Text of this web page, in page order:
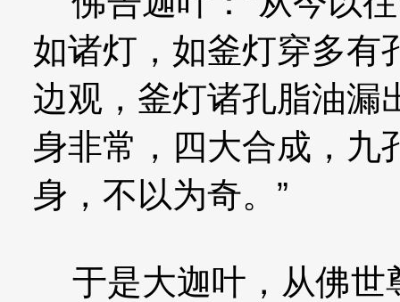
如诸灯，如釜灯穿多有
边观，釜灯诸孔脂油漏
身非常，四大合成，九
身，不以为奇。”
于是大迦叶，从佛世